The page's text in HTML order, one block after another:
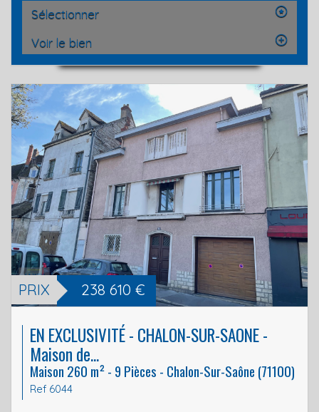
Sélectionner
Voir le bien
PRIX 238 610 €
EN EXCLUSIVITÉ - CHALON-SUR-SAONE -
Maison de...
Maison 260 m² - 9 Pièces - Chalon-Sur-Saône (71100)
Ref 6044